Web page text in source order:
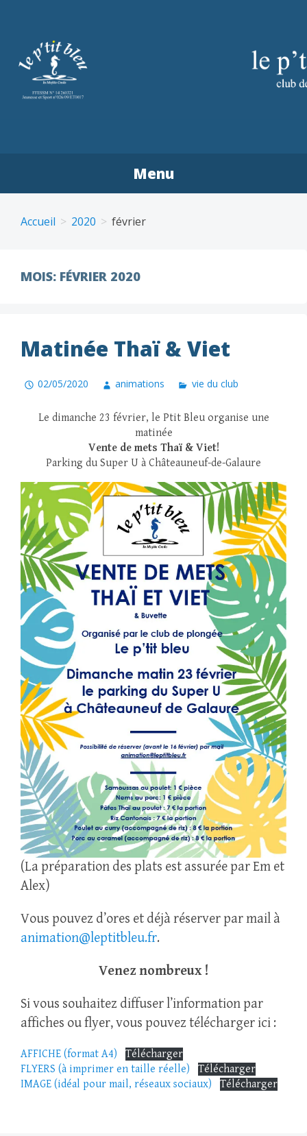
contenu
principal
LE P'TIT BLEU PLONGÉE
CHÂTEAUNEUF-DE-
GALAURE
Menu
Accueil 2020 février
MOIS: FÉVRIER 2020
Matinée Thaï & Viet
02/05/2020 animations vie du club
Le dimanche 23 février, le Ptit Bleu organise une
matinée
Vente de mets Thaï & Viet!
Parking du Super U à Châteauneuf-de-Galaure
(La préparation des plats est assurée par Em et
Alex)
Vous pouvez d’ores et déjà réserver par mail à
animation@leptitbleu.fr.
Venez nombreux !
Si vous souhaitez diffuser l’information par
affiches ou flyer, vous pouvez télécharger ici :
AFFICHE (format A4)
Télécharger
FLYERS (à imprimer en taille réelle)
Télécharger
IMAGE (idéal pour mail, réseaux sociaux)
Télécharger